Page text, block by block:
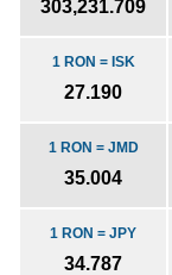
303,231.709
1 RON = ISK
27.190
1 RON = JMD
35.004
1 RON = JPY
34.787